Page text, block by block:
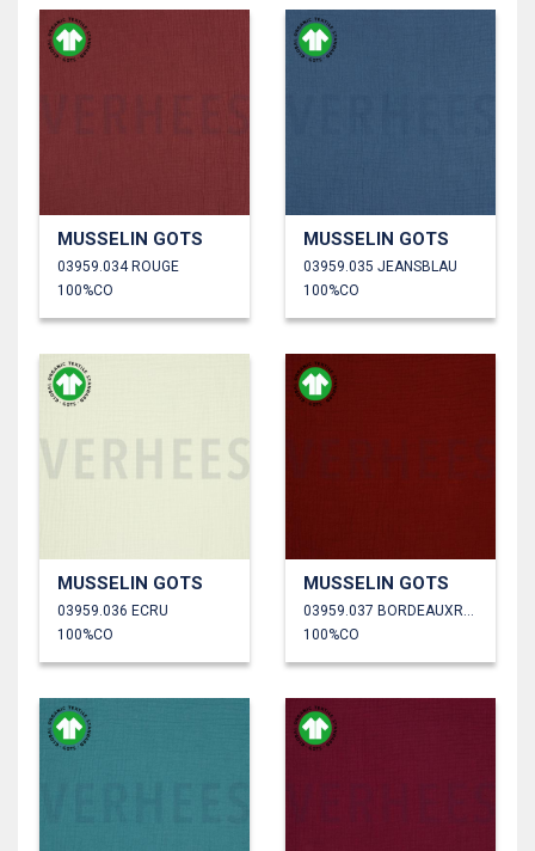
MUSSELIN GOTS
03959.034 ROUGE
100%CO
MUSSELIN GOTS
03959.035 JEANSBLAU
100%CO
MUSSELIN GOTS
03959.036 ECRU
100%CO
MUSSELIN GOTS
100%CO